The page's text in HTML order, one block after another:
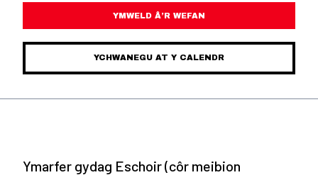
YMWELD Â’R WEFAN
YCHWANEGU AT Y CALENDR
Ymarfer gydag Eschoir (côr meibion